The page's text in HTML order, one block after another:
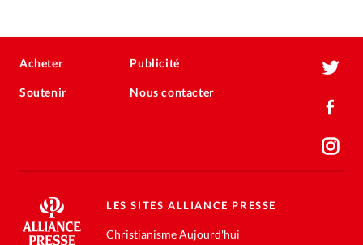
Acheter
Soutenir
Publicité
Nous contacter
LES SITES ALLIANCE PRESSE
Christianisme Aujourd'hui